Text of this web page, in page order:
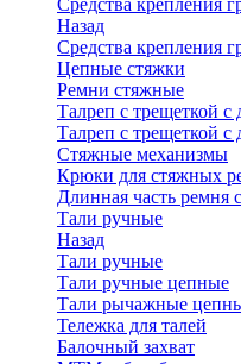
Средства крепления
Назад
Средства крепления
Цепные стяжки
Ремни стяжные
Талреп с трещеткой
Талреп с трещеткой
Стяжные механизмы
Крюки для стяжных
Длинная часть ремня
Тали ручные
Назад
Тали ручные
Тали ручные цепные
Тали рычажные
Тележка для талей
Балочный захват